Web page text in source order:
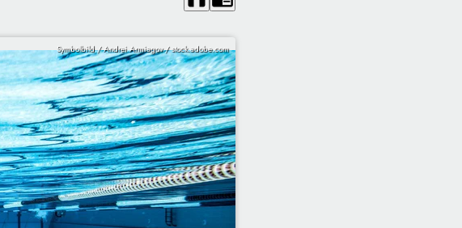
Symbolbild / Andrei Armiagov / stock.adobe.com